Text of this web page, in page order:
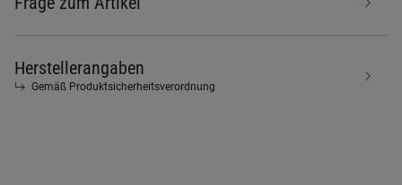
Herstellerangaben
Gemäß Produktsicherheitsverordnung